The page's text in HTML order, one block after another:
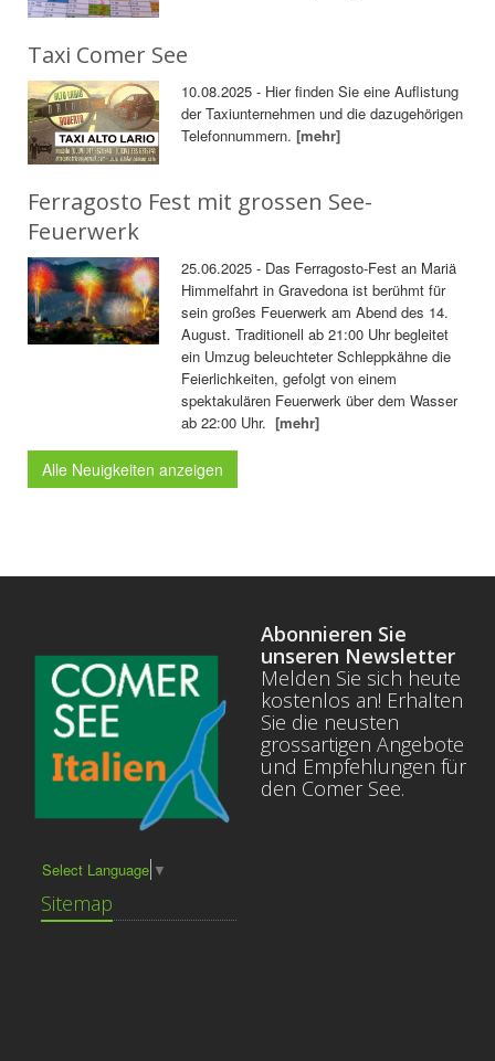
Taxi Comer See
10.08.2025 - Hier finden Sie eine Auflistung
der Taxiunternehmen und die dazugehörigen
Telefonnummern.[mehr]
Ferragosto Fest mit grossen See-
Feuerwerk
25.06.2025 - Das Ferragosto-Fest an Mariä
Himmelfahrt in Gravedona ist berühmt für
sein großes Feuerwerk am Abend des 14.
August. Traditionell ab 21:00 Uhr begleitet
ein Umzug beleuchteter Schleppkähne die
Feierlichkeiten, gefolgt von einem
spektakulären Feuerwerk über dem Wasser
ab 22:00 Uhr.[mehr]
Alle Neuigkeiten anzeigen
Select Language ▼
Sitemap
Abonnieren Sie
unseren Newsletter
Melden Sie sich heute
kostenlos an! Erhalten
Sie die neusten
grossartigen Angebote
und Empfehlungen für
den Comer See.